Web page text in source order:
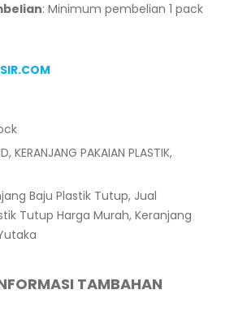
: Minimum pembelian 1 pack
, KERANJANG PAKAIAN PLASTIK,
Baju Plastik Tutup, Jual
Tutup Harga Murah, Keranjang
TAMBAHAN